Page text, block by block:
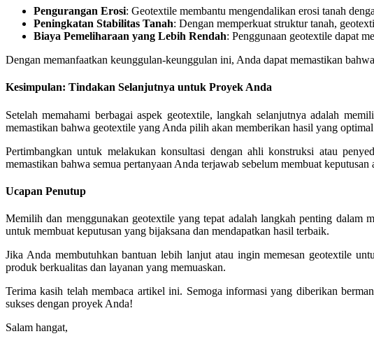
Pengurangan Erosi: Geotextile membantu mengendalikan erosi tanah
Peningkatan Stabilitas Tanah: Dengan memperkuat struktur tanah,
Biaya Pemeliharaan yang Lebih Rendah: Penggunaan geotextile dapat
Dengan memanfaatkan keunggulan-keunggulan ini, Anda dapat memastikan
Kesimpulan: Tindakan Selanjutnya untuk Proyek Anda
Setelah memahami berbagai aspek geotextile, langkah selanjutnya adalah
memastikan bahwa geotextile yang Anda pilih akan memberikan hasil yang
Pertimbangkan untuk melakukan konsultasi dengan ahli konstruksi atau
memastikan bahwa semua pertanyaan Anda terjawab sebelum membuat keputusan
Ucapan Penutup
Memilih dan menggunakan geotextile yang tepat adalah langkah penting
untuk membuat keputusan yang bijaksana dan mendapatkan hasil terbaik.
Jika Anda membutuhkan bantuan lebih lanjut atau ingin memesan geotextile
produk berkualitas dan layanan yang memuaskan.
Terima kasih telah membaca artikel ini. Semoga informasi yang diberikan
sukses dengan proyek Anda!
Salam hangat,